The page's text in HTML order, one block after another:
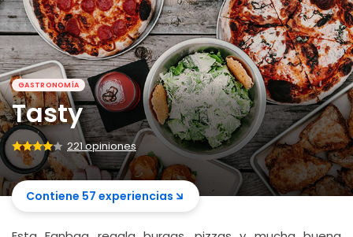
GASTRONOMÍA
Tasty
221 opiniones
Contiene 57 experiencias